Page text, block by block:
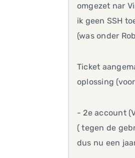
omgezet nar
ik geen SSH
(was onder
Ticket
oplossing
- 2e account
( tegen de
dus nu een